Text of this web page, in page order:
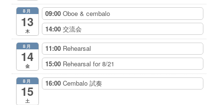
8月
13
木
09:00 Oboe & cembalo
14:00 交流会
8月
14
金
11:00 Rehearsal
15:00 Rehearsal for 8/21
8月
15
土
16:00 Cembalo 試奏